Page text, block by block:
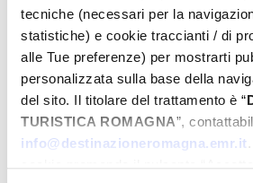
tecniche (necessari per la
statistiche) e cookie traccianti / di
alle Tue preferenze) per mostrarti
personalizzata sulla base della
del sito. Il titolare del trattamento è “
TURISTICA ROMAGNA”,
info@destinazioneromagna.emr.it
cookie premendo il pulsante